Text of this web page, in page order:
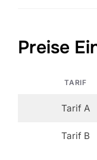
Preise
TARIF
Tarif A
Tarif B